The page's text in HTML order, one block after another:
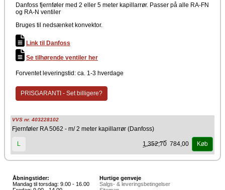
Danfoss fjernføler med 2 eller 5 meter kapillarrør. Passer på alle RA-FN
og RA-N ventiler
Bruges til nedsænket konvektor.
Link til Danfoss
Se tilhørende ventiler her
Forventet leveringstid: ca. 1-3 hverdage
PRISGARANTI - Set billigere?
VVS nr. 403228102
Fjernføler RA 5062 - m/ 2 meter kapillarrør (Danfoss)
L 1.352,70 784,00 Køb
Åbningstider:
Mandag til torsdag: 9.00 - 16.00
Hurtige genveje
Salgs- & leveringsbetingelser